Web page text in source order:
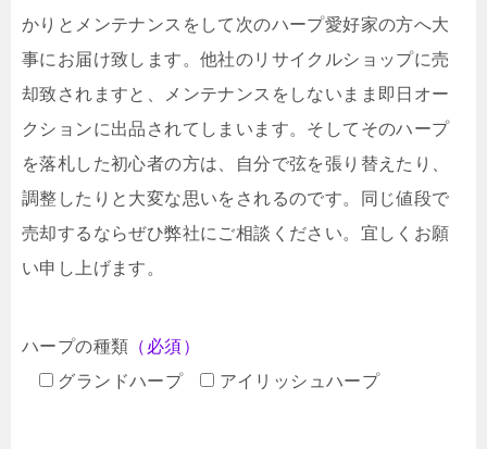
かりとメンテナンスをして次のハープ愛好家の方へ大
事にお届け致します。他社のリサイクルショップに売
却致されますと、メンテナンスをしないまま即日オー
クションに出品されてしまいます。そしてそのハープ
を落札した初心者の方は、自分で弦を張り替えたり、
調整したりと大変な思いをされるのです。同じ値段で
売却するならぜひ弊社にご相談ください。宜しくお願
い申し上げます。
ハープの種類 （必須）
グランドハープ
アイリッシュハープ